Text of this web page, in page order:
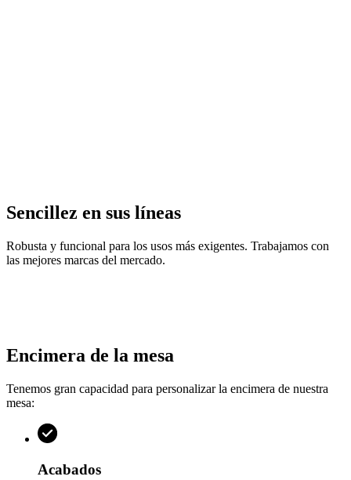
Sencillez en sus líneas
Robusta y funcional para los usos más exigentes. Trabajamos con
las mejores marcas del mercado.
Encimera de la mesa
Tenemos gran capacidad para personalizar la encimera de nuestra
mesa:
Acabados